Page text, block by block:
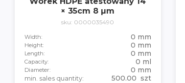
× 35cm 8 µm
sku: 0000035490
Width: 0 mm
Height: 0 mm
Length: 0 mm
Capacity: 0 ml
Diameter: 0 mm
min. sales quantity: 500.00 szt